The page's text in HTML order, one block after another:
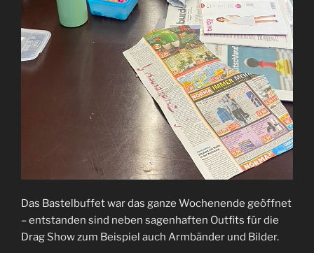
Das Bastelbuffet war das ganze Wochenende geöffnet
– entstanden sind neben sagenhaften Outfits für die
Drag Show zum Beispiel auch Armbänder und Bilder.